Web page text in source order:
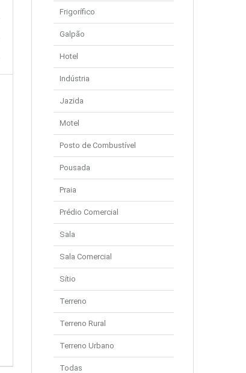
Frigorífico
Galpão
Hotel
Indústria
Jazida
Motel
Posto de Combustível
Pousada
Praia
Prédio Comercial
Sala
Sala Comercial
Sítio
Terreno
Terreno Rural
Terreno Urbano
Todas